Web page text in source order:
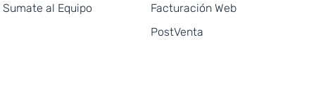
Sumate al Equipo
Facturación Web
PostVenta